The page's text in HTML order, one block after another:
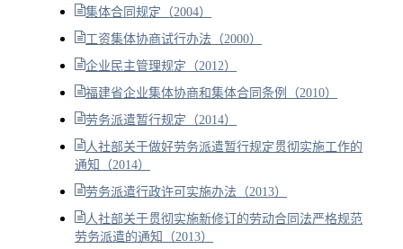
集体合同规定（2004）
工资集体协商试行办法（2000）
企业民主管理规定（2012）
福建省企业集体协商和集体合同条例（2010）
劳务派遣暂行规定（2014）
人社部关于做好劳务派遣暂行规定贯彻实施工作的
通知（2014）
劳务派遣行政许可实施办法（2013）
人社部关于贯彻实施新修订的劳动合同法严格规范
劳务派遣的通知（2013）